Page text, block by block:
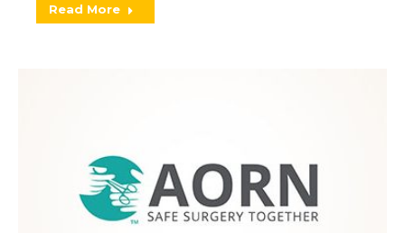
Read More